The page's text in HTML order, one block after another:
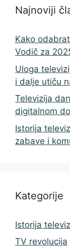
Najnoviji
Kako
Vodič za
Uloga
i dalje utiču
Televizija
digitalnom
Istorija
zabave i
Kategorije
Istorija
TV revolucija